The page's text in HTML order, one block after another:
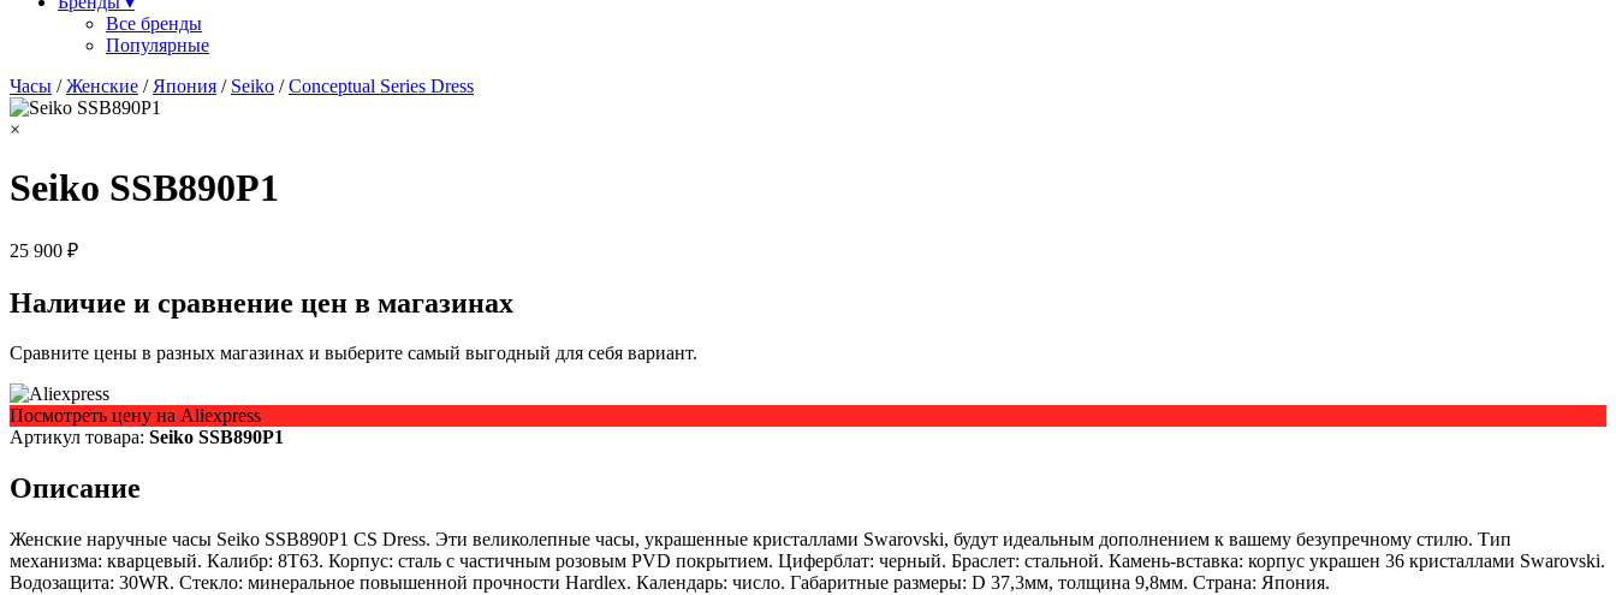
Все бренды
Популярные
Часы /Женские / Япония / Seiko /Conceptual Series Dress
×
Seiko SSB890P1
25 900 ₽
Наличие и сравнение цен в магазинах
Сравните цены в разных магазинах и выберите самый выгодный для себя вариант.
Посмотреть цену на Aliexpress
Артикул товара: Seiko SSB890P1
Описание
Женские наручные часы Seiko SSB890P1 CS Dress. Эти великолепные часы, украшенные кристаллами Swarovski, будут идеальным дополнением к вашему безупречному стилю. Тип
механизма: кварцевый. Калибр: 8T63. Корпус: сталь с частичным розовым PVD покрытием. Циферблат: черный. Браслет: стальной. Камень-вставка: корпус украшен 36 кристаллами Swarovski.
Водозащита: 30WR. Стекло: минеральное повышенной прочности Hardlex. Календарь: число. Габаритные размеры: D 37,3мм, толщина 9,8мм. Страна: Япония.